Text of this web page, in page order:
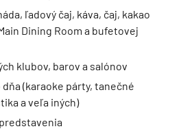
ľadový čaj, káva, čaj, kakao
Dining Room a bufetovej
klubov, barov a salónov
(karaoke párty, tanečné
a veľa iných)